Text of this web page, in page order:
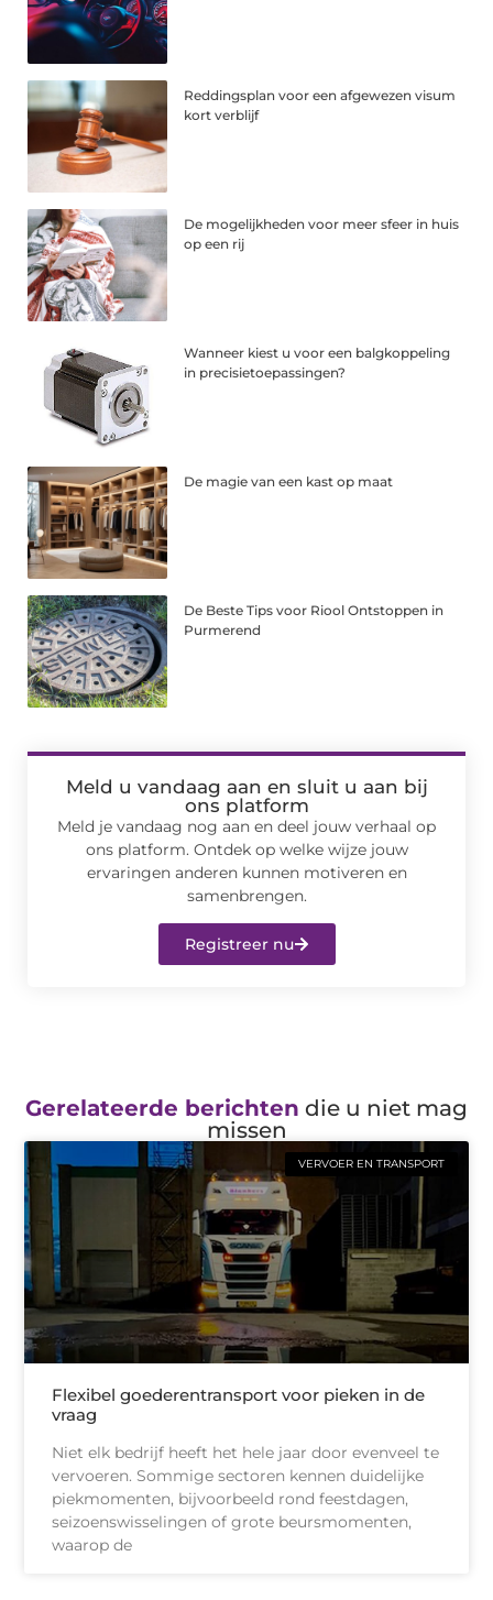
Reddingsplan voor een afgewezen visum
kort verblijf
De mogelijkheden voor meer sfeer in huis
op een rij
Wanneer kiest u voor een balgkoppeling
in precisietoepassingen?
De magie van een kast op maat
De Beste Tips voor Riool Ontstoppen in
Purmerend
Meld u vandaag aan en sluit u aan bij
ons platform
Meld je vandaag nog aan en deel jouw verhaal op
ons platform. Ontdek op welke wijze jouw
ervaringen anderen kunnen motiveren en
samenbrengen.
Registreer nu
Gerelateerde berichten die u niet mag
missen
VERVOER EN TRANSPORT
Flexibel goederentransport voor pieken in de
vraag
Niet elk bedrijf heeft het hele jaar door evenveel te
vervoeren. Sommige sectoren kennen duidelijke
piekmomenten, bijvoorbeeld rond feestdagen,
seizoenswisselingen of grote beursmomenten,
waarop de